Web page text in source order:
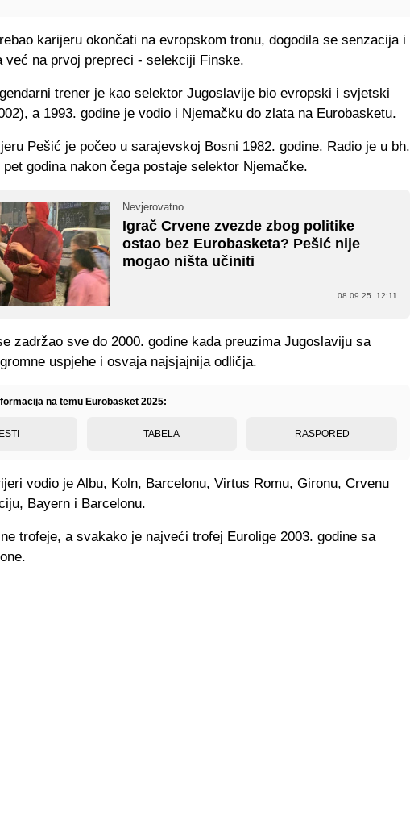
karijeru okončati na evropskom tronu, dogodila se senzacija i
već na prvoj prepreci - selekciji Finske.
trener je kao selektor Jugoslavije bio evropski i svjetski
a 1993. godine je vodio i Njemačku do zlata na Eurobasketu.
Pešić je počeo u sarajevskoj Bosni 1982. godine. Radio je u bh.
godina nakon čega postaje selektor Njemačke.
Nevjerovatno
Igrač Crvene zvezde zbog politike
ostao bez Eurobasketa? Pešić nije
mogao ništa učiniti
08.09.25. 12:11
zadržao sve do 2000. godine kada preuzima Jugoslaviju sa
uspjehe i osvaja najsjajnija odličja.
na temu Eurobasket 2025:
TABELA RASPORED
vodio je Albu, Koln, Barcelonu, Virtus Romu, Gironu, Crvenu
Bayern i Barcelonu.
trofeje, a svakako je najveći trofej Eurolige 2003. godine sa